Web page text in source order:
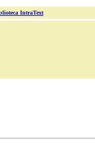
IntraText